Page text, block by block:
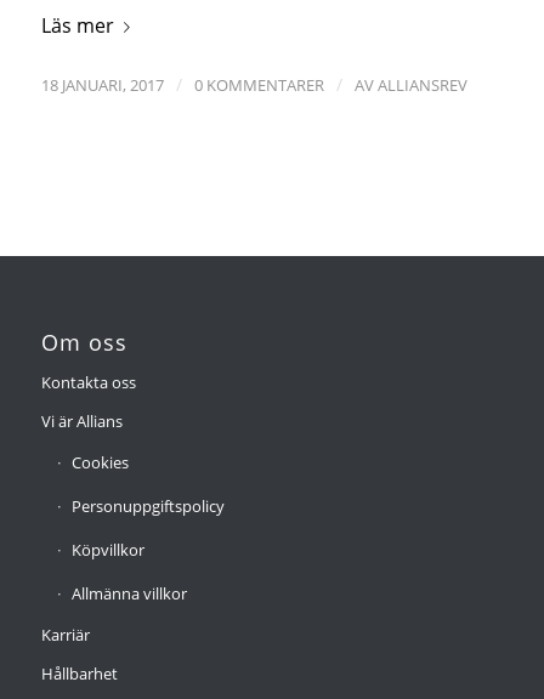
Läs mer
18 JANUARI, 2017 / 0 KOMMENTARER / AVALLIANSREV
Om oss
Kontakta oss
Vi är Allians
Cookies
Personuppgiftspolicy
Köpvillkor
Allmänna villkor
Karriär
Hållbarhet